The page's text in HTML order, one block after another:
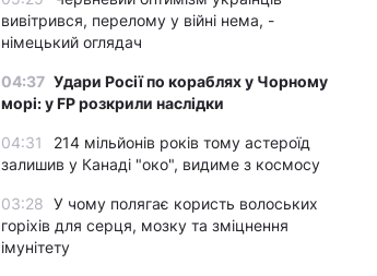
вивітрився, перелому у війні нема, -
німецький оглядач
04:37 Удари Росії по кораблях у Чорному
морі: у FP розкрили наслідки
04:31
214 мільйонів років тому астероїд
залишив у Канаді "око", видиме з космосу
03:28 У чому полягає користь волоських
горіхів для серця, мозку та зміцнення
імунітету